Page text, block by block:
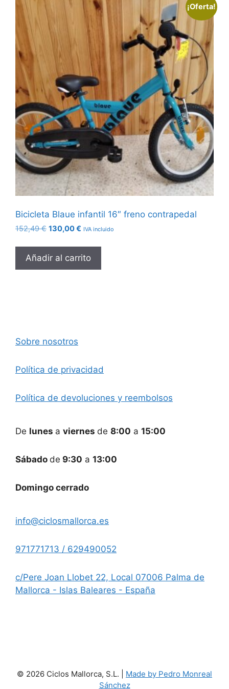
¡Oferta!
Bicicleta Blaue infantil 16″ freno contrapedal
152,49€ El
original
era:
152,49 €.
130,00€ El
actual
es:
130,00 €.
IVA incluido
Añadir al carrito
Sobre nosotros
Política de privacidad
Política de devoluciones y reembolsos
De lunes a viernes de 8:00 a 15:00
Sábado de 9:30 a 13:00
Domingo cerrado
info@ciclosmallorca.es
971771713 / 629490052
c/Pere Joan Llobet 22, Local 07006 Palma de
Mallorca - Islas Baleares - España
© 2026 Ciclos Mallorca, S.L. | Made by Pedro Monreal
Sánchez